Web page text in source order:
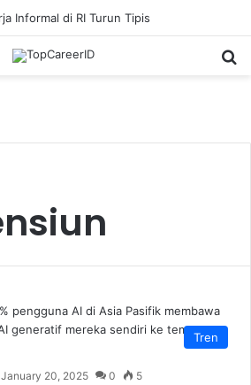
Informal di RI Turun Tipis
Tren
January 20, 2025 0 5